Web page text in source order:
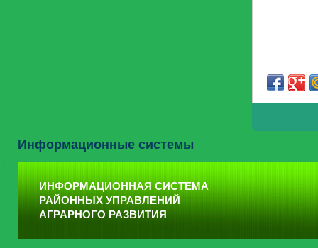
Информационные системы
ИНФОРМАЦИОННАЯ СИСТЕМА
РАЙОННЫХ УПРАВЛЕНИЙ
АГРАРНОГО РАЗВИТИЯ